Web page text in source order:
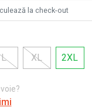
la check-out
L XL 2XL